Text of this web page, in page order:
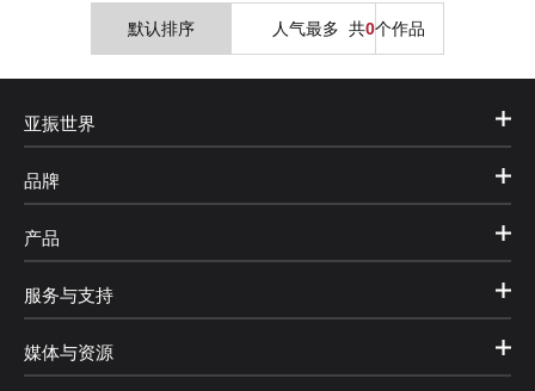
默认排序 人气最多 共0个作品
亚振世界
品牌
产品
服务与支持
媒体与资源